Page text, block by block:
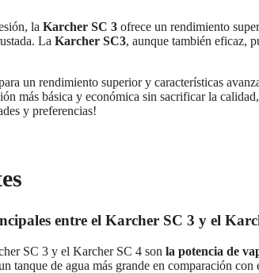
la Karcher SC 3 ofrece un rendimiento
La Karcher SC3, aunque también eficaz,
un rendimiento superior y características
más básica y económica sin sacrificar la
y preferencias!
entre el Karcher SC 3 y el
SC 3 y el Karcher SC 4 son la potencia de
tanque de agua más grande en comparación con